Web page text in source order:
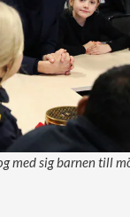
med sig barnen till